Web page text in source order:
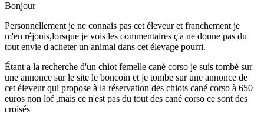
Bonjour
Personnellement je ne connais pas cet éleveur et franchement je
m'en réjouis,lorsque je vois les commentaires ç'a ne donne pas du
tout envie d'acheter un animal dans cet élevage pourri.
Étant a la recherche d'un chiot femelle cané corso je suis tombé sur
une annonce sur le site le boncoin et je tombe sur une annonce de
cet éleveur qui propose à la réservation des chiots cané corso à 650
euros non lof ,mais ce n'est pas du tout des cané corso ce sont des
croisés